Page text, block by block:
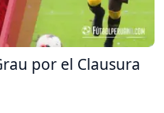
por el Clausura